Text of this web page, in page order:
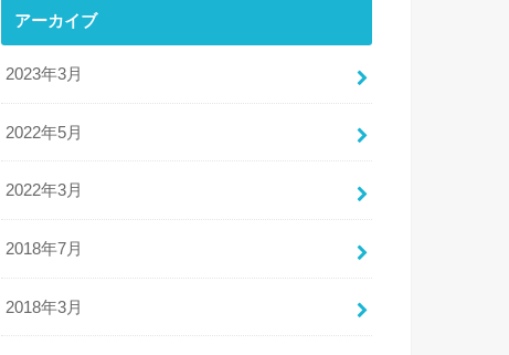
アーカイブ
2023年3月
2022年5月
2022年3月
2018年7月
2018年3月